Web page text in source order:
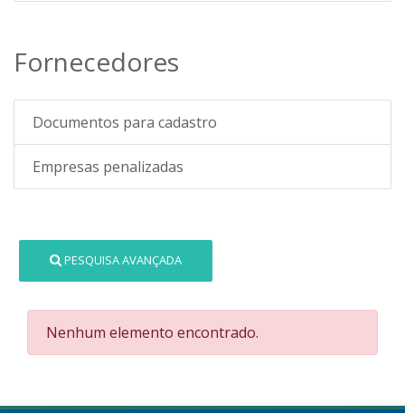
Fornecedores
Documentos para cadastro
Empresas penalizadas
PESQUISA AVANÇADA
Nenhum elemento encontrado.